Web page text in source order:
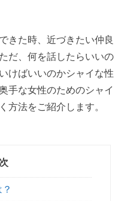
きた時、近づきたい仲良
だ、何を話したらいいの
けばいいのかシャイな性
手な女性のためのシャイ
方法をご紹介します。